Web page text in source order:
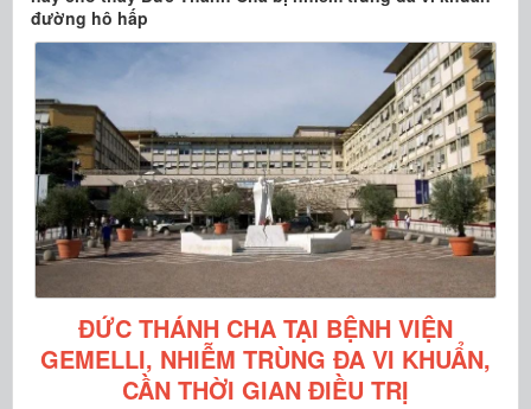
đường hô hấp
ĐỨC THÁNH CHA TẠI BỆNH VIỆN
GEMELLI, NHIỄM TRÙNG ĐA VI KHUẨN,
CẦN THỜI GIAN ĐIỀU TRỊ